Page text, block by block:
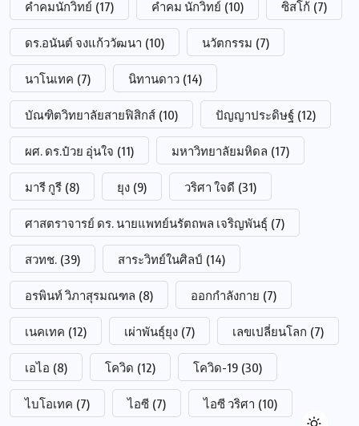
คำคมนักวิทย์ (17) คำคม นักวิทย์ (10) ซิสโก้ (7)
ดร.อนันต์ จงแก้ววัฒนา (10) นวัตกรรม (7)
นาโนเทค (7) นิทานดาว (14)
บัณฑิตวิทยาลัยสายฟิสิกส์ (10) ปัญญาประดิษฐ์ (12)
ผศ. ดร.ป๋วย อุ่นใจ (11) มหาวิทยาลัยมหิดล (17)
มารี กูรี (8) ยุง (9) วริศา ใจดี (31)
ศาสตราจารย์ ดร. นายแพทย์นรัตถพล เจริญพันธุ์ (7)
สวทช. (39) สาระวิทย์ในศิลป์ (14)
อรพินท์ วิภาสุรมณฑล (8) ออกกำลังกาย (7)
เนคเทค (12) เผ่าพันธุ์ยุง (7) เลขเปลี่ยนโลก (7)
เอไอ (8) โควิด (12) โควิด-19 (30)
ไบโอเทค (7) ไอซี (7) ไอซี วริศา (10)